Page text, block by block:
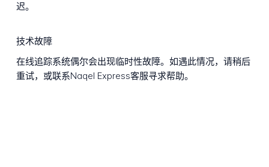
迟。
技术故障
在线追踪系统偶尔会出现临时性故障。如遇此情况，请稍后
重试，或联系Naqel Express客服寻求帮助。